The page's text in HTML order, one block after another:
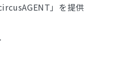
」を提供